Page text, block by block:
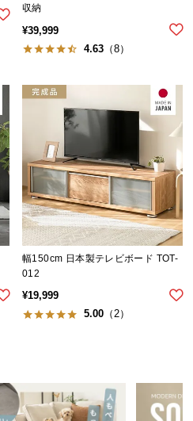
収納
¥39,999
4.63 （8）
幅150cm 日本製テレビボード TOT-
012
¥19,999
5.00 （2）